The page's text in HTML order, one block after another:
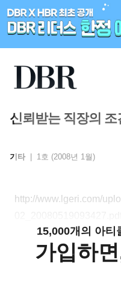
신뢰받는 직장의 조
기타 1호 (2008년 1월)
http://www.lgeri.com/
15,000개의 아티
가입하